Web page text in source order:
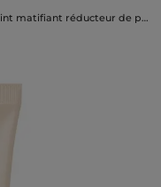
Fond de teint matifiant réducteur de pores